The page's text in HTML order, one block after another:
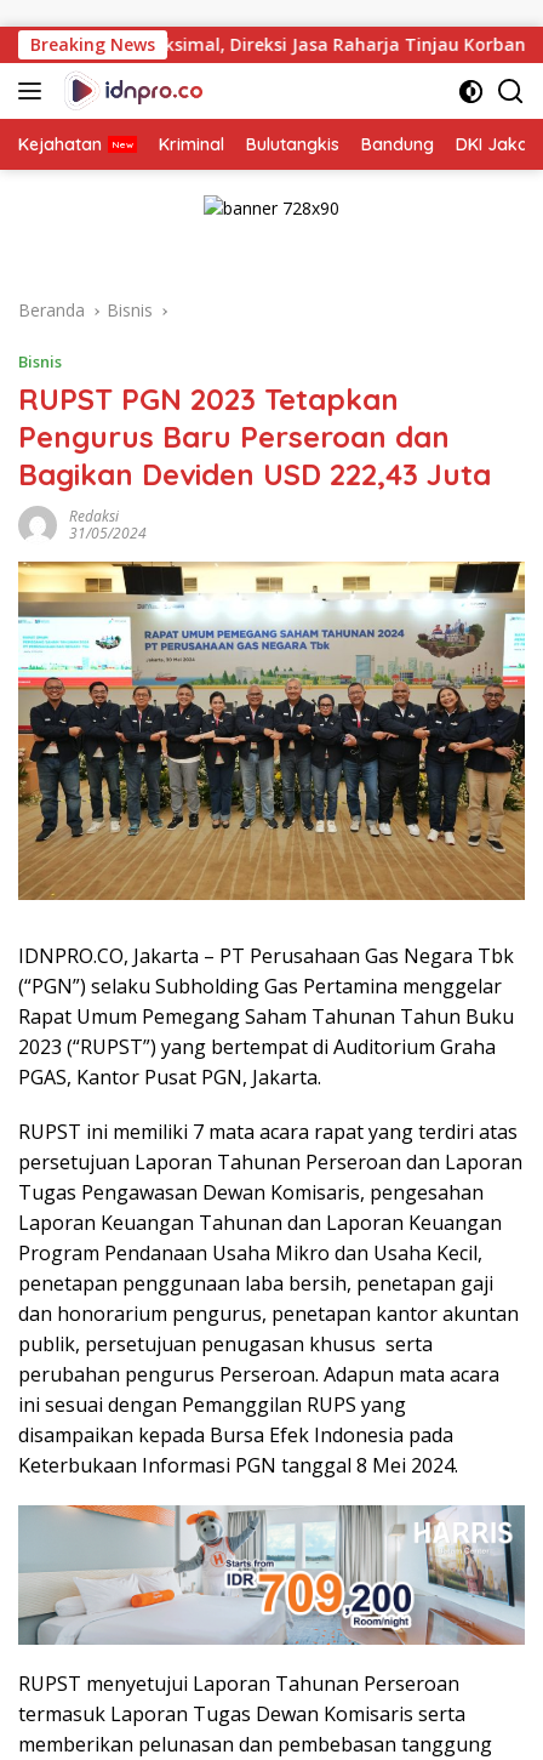
ke
konten
Breaking News
Direksi Jasa Raharja Tinjau Korban Kebakaran KM
Kejahatan Kriminal Bulutangkis Bandung DKI
Beranda Bisnis
Bisnis
RUPST PGN 2023 Tetapkan
Pengurus Baru Perseroan dan
Bagikan Deviden USD 222,43 Juta
Redaksi
31/05/2024
IDNPRO.CO, Jakarta – PT Perusahaan Gas Negara Tbk
(“PGN”) selaku Subholding Gas Pertamina menggelar
Rapat Umum Pemegang Saham Tahunan Tahun Buku
2023 (“RUPST”) yang bertempat di Auditorium Graha
PGAS, Kantor Pusat PGN, Jakarta.
RUPST ini memiliki 7 mata acara rapat yang terdiri atas
persetujuan Laporan Tahunan Perseroan dan Laporan
Tugas Pengawasan Dewan Komisaris, pengesahan
Laporan Keuangan Tahunan dan Laporan Keuangan
Program Pendanaan Usaha Mikro dan Usaha Kecil,
penetapan penggunaan laba bersih, penetapan gaji
dan honorarium pengurus, penetapan kantor akuntan
publik, persetujuan penugasan khusus serta
perubahan pengurus Perseroan. Adapun mata acara
ini sesuai dengan Pemanggilan RUPS yang
disampaikan kepada Bursa Efek Indonesia pada
Keterbukaan Informasi PGN tanggal 8 Mei 2024.
RUPST menyetujui Laporan Tahunan Perseroan
termasuk Laporan Tugas Dewan Komisaris serta
memberikan pelunasan dan pembebasan tanggung